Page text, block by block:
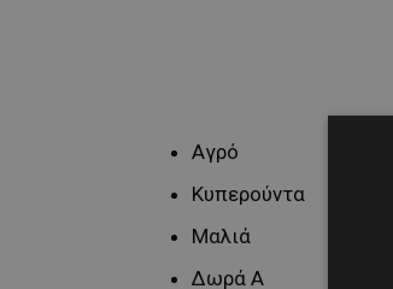
Αγρό
Κυπερούντα
Μαλιά
Δωρά Α